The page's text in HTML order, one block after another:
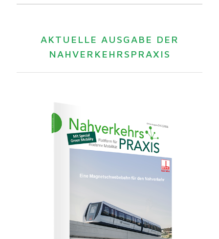
AKTUELLE AUSGABE DER
NAHVERKEHRSPRAXIS